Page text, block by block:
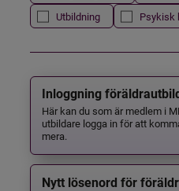
Utbildning
Psykisk
Inloggning
Här kan du som är medlem i
utbildare logga in för att
mera.
Nytt lösenord för